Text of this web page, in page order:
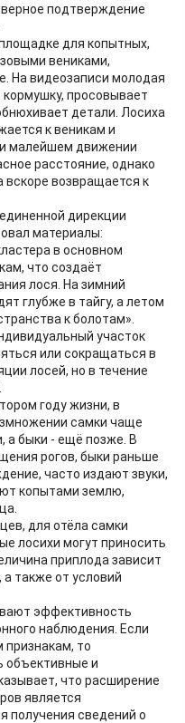
подтверждение
для копытных,
вениками,
На видеозаписи молодая
просовывает
детали. Лосиха
к веникам и
малейшем движении
расстояние, однако
вскоре возвращается к
дирекции
материалы:
в основном
что создаёт
лося. На зимний
глубже в тайгу, а летом
к болотам».
участок
или сокращаться в
лосей, но в течение
году жизни, в
самки чаще
а быки - ещё позже. В
рогов, быки раньше
часто издают звуки,
копытами землю,
для отёла самки
лосихи могут приносить
приплода зависит
а также от условий
эффективность
наблюдения. Если
признакам, то
объективные и
что расширение
является
получения сведений о